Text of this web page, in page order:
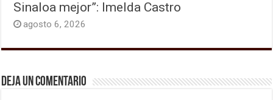
Sinaloa mejor”: Imelda Castro
agosto 6, 2026
Deja un comentario